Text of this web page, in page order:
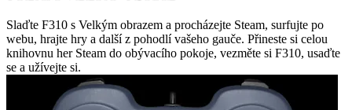
Slaďte F310 s Velkým obrazem a procházejte Steam, surfujte po
webu, hrajte hry a další z pohodlí vašeho gauče. Přineste si celou
knihovnu her Steam do obývacího pokoje, vezměte si F310, usaďte
se a užívejte si.